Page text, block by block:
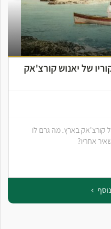
של יאנוש קורצ'אק
קורצ'אק בארץ. מה גרם לו
אחריו?